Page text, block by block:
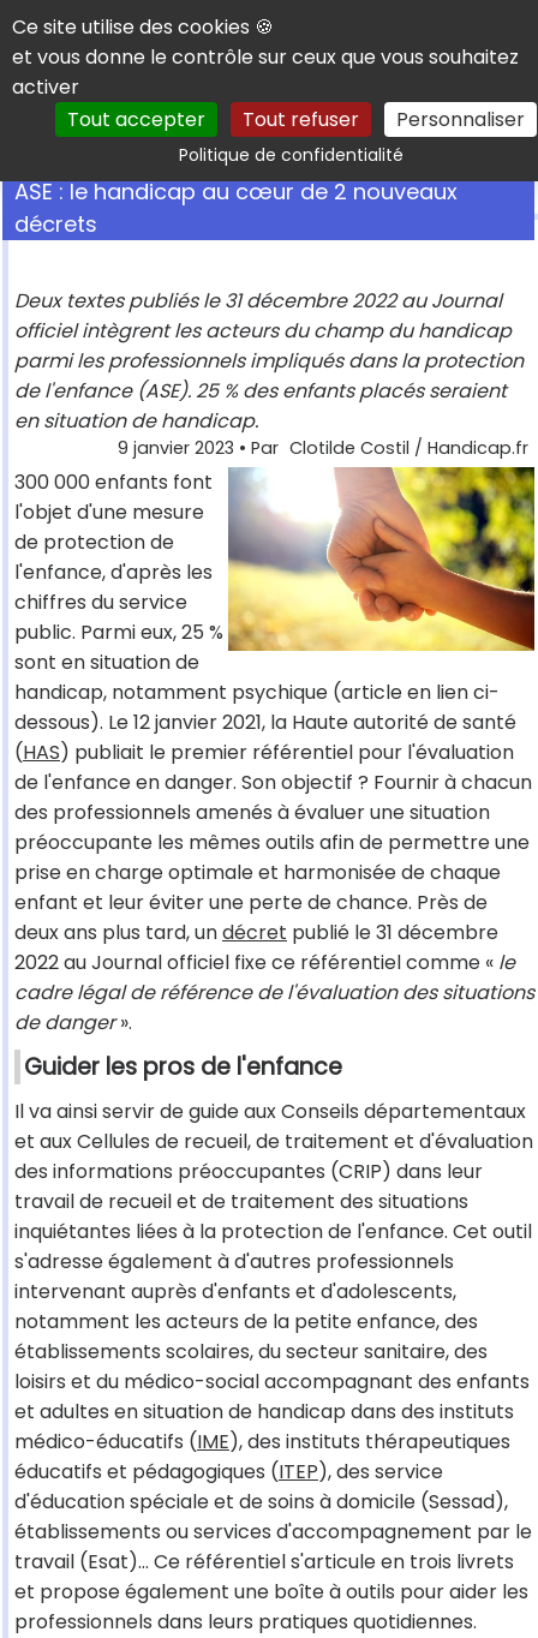
Panneau de gestion des cookies
Ce site utilise des cookies 🍪
et vous donne le contrôle sur ceux que vous souhaitez
activer
Tout accepter
Tout refuser Personnaliser
Politique de confidentialitéRechercher
ASE : le handicap au cœur de 2 nouveaux
décrets
Deux textes publiés le 31 décembre 2022 au Journal
officiel intègrent les acteurs du champ du handicap
parmi les professionnels impliqués dans la protection
de l'enfance (ASE). 25 % des enfants placés seraient
en situation de handicap.
9 janvier 2023 • Par Clotilde Costil / Handicap.fr
300 000 enfants font
l'objet d'une mesure
de protection de
l'enfance, d'après les
chiffres du service
public. Parmi eux, 25 %
sont en situation de
handicap, notamment psychique (article en lien ci-
dessous). Le 12 janvier 2021, la Haute autorité de santé
(HAS) publiait le premier référentiel pour l'évaluation
de l'enfance en danger. Son objectif ? Fournir à chacun
des professionnels amenés à évaluer une situation
préoccupante les mêmes outils afin de permettre une
prise en charge optimale et harmonisée de chaque
enfant et leur éviter une perte de chance. Près de
deux ans plus tard, undécret publié le 31 décembre
2022 au Journal officiel fixe ce référentiel comme « le
cadre légal de référence de l'évaluation des situations
de danger».
Guider les pros de l'enfance
Il va ainsi servir de guide aux Conseils départementaux
et aux Cellules de recueil, de traitement et d'évaluation
des informations préoccupantes (CRIP) dans leur
travail de recueil et de traitement des situations
inquiétantes liées à la protection de l'enfance. Cet outil
s'adresse également à d'autres professionnels
intervenant auprès d'enfants et d'adolescents,
notamment les acteurs de la petite enfance, des
établissements scolaires, du secteur sanitaire, des
loisirs et du médico-social accompagnant des enfants
et adultes en situation de handicap dans des instituts
médico-éducatifs (IME), des instituts thérapeutiques
éducatifs et pédagogiques (ITEP), des service
d'éducation spéciale et de soins à domicile (Sessad),
établissements ou services d'accompagnement par le
travail (Esat)… Ce référentiel s'articule en trois livrets
et propose également une boîte à outils pour aider les
professionnels dans leurs pratiques quotidiennes.